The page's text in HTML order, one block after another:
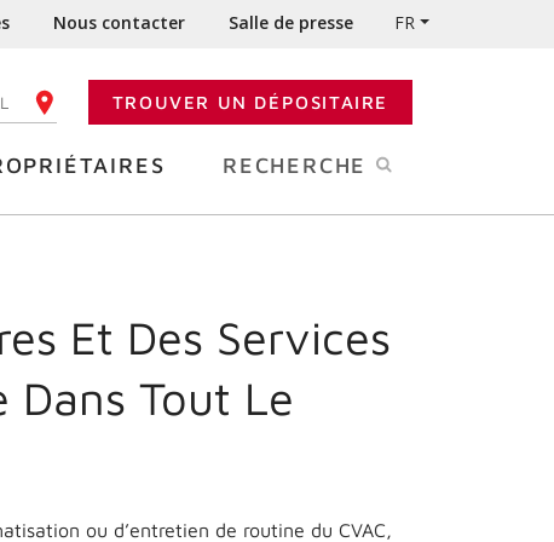
Nous contacter Salle de presse FR
CODE POSTALTROUVER UN DÉPOSITAIRE
RECHERCHE
Et Des Services
Dans Tout Le
ou d’entretien de routine du CVAC,